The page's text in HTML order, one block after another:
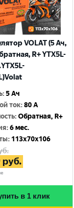
VOLAT (5 Ач,
R+ YTX5L-
:5 Ач
ток:80 A
:Обратная, R+
:6 мес.
: 113x70x106
руб.
в 1 клик
Великий
Москва